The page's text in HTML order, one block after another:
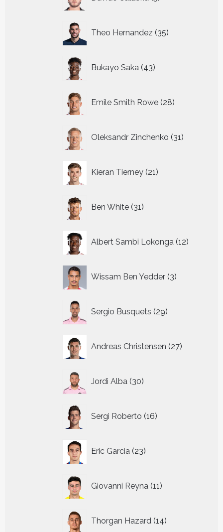
producten
Theo Hernandez 35
producten
Bukayo Saka 43
producten
Emile Smith Rowe 28
producten
Oleksandr Zinchenko 31
producten
Kieran Tierney 21
producten
Ben White 31
producten
Albert Sambi Lokonga 12
Wissam Ben Yedder 3
producten
Sergio Busquets 29
producten
Andreas Christensen 27
producten
Jordi Alba 30
producten
Sergi Roberto 16
producten
Eric Garcia 23
producten
Giovanni Reyna 11
producten
Thorgan Hazard 14
producten